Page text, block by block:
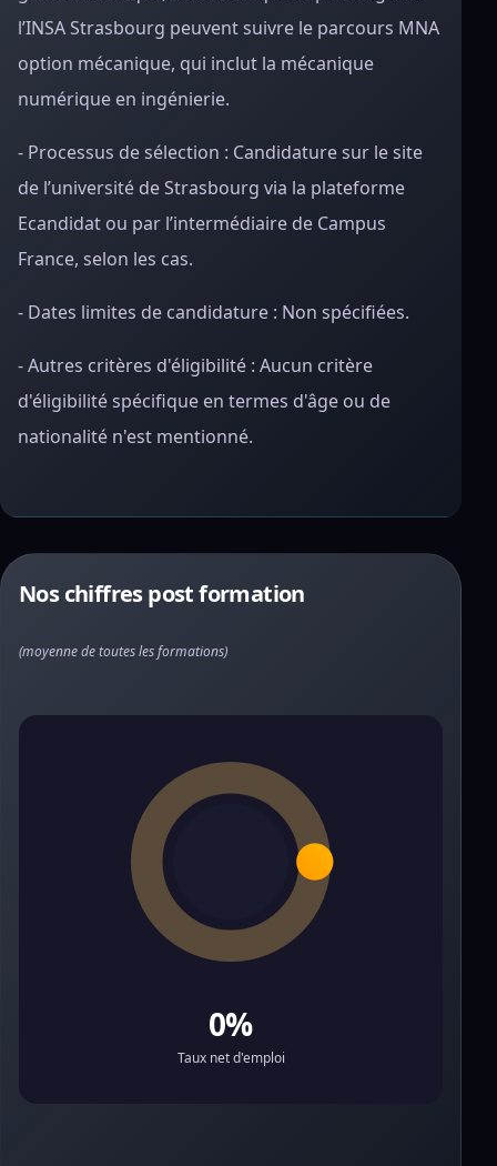
l’INSA Strasbourg peuvent suivre le parcours MNA
option mécanique, qui inclut la mécanique
numérique en ingénierie.
- Processus de sélection : Candidature sur le site
de l’université de Strasbourg via la plateforme
Ecandidat ou par l’intermédiaire de Campus
France, selon les cas.
- Dates limites de candidature : Non spécifiées.
- Autres critères d'éligibilité : Aucun critère
d'éligibilité spécifique en termes d'âge ou de
nationalité n'est mentionné.
Nos chiffres post formation
(moyenne de toutes les formations)
0%
Taux net d'emploi